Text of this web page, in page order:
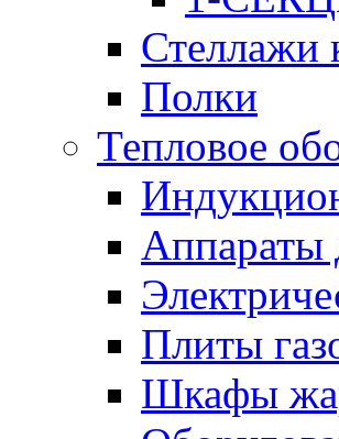
Стеллажи
Полки
Тепловое
Аппараты
Плиты
Шкафы